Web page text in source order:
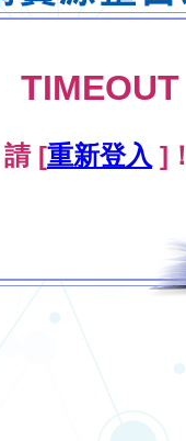
TIMEOUT
請 [重新登入 ]！